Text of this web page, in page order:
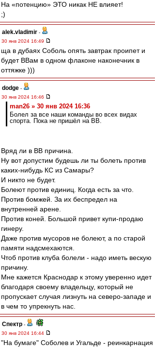
На «потенцию» ЭТО никак НЕ влияет!
;)
alek.vladimir -
30 янв 2024 16:49
ща в дубаях Соболь опять завтрак проипет и
будет ВВам в одном флаконе наконечник в
оттяжке )))
dodge -
30 янв 2024 16:46
man26 » 30 янв 2024 16:36
Болел за все наши команды во всех видах
спорта. Пока не пришёл на ВВ.
Вряд ли в ВВ причина.
Ну вот допустим будешь ли ты болеть против
каких-нибудь КС из Самары?
И никто не будет.
Болеют против единиц. Когда есть за что.
Против бомжей. За их беспредел на
внутренней арене.
Против коней. Большой привет купи-продаю
гинеру.
Даже против мусоров не болеют, а по старой
памяти надсмехаются.
Чтоб против клуба болели - надо иметь вескую
причину.
Мне кажется Краснодар к этому уверенно идет
благодаря своему владельцу, который не
пропускает случая лизнуть на северо-западе и
в чем то упрекнуть нас.
Спектр -
30 янв 2024 16:44
"На бумаге" Соболев и Угальде - реинкарнация